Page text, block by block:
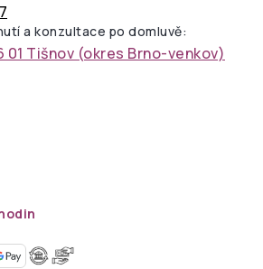
a konzultace po domluvě:
01 Tišnov (okres Brno-venkov)